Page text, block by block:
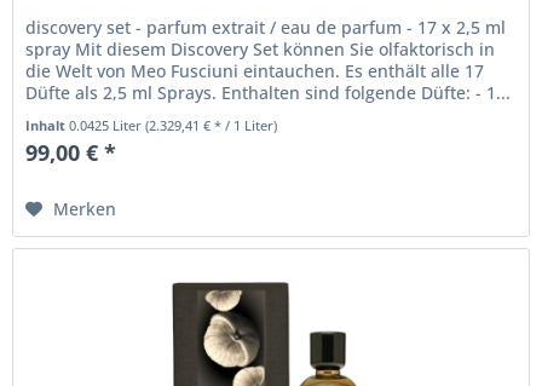
discovery set - parfum extrait / eau de parfum - 17 x 2,5 ml
spray Mit diesem Discovery Set können Sie olfaktorisch in
die Welt von Meo Fusciuni eintauchen. Es enthält alle 17
Düfte als 2,5 ml Sprays. Enthalten sind folgende Düfte: - 1...
Inhalt0.0425 Liter(2.329,41 € * / 1 Liter)
99,00 € *
Merken